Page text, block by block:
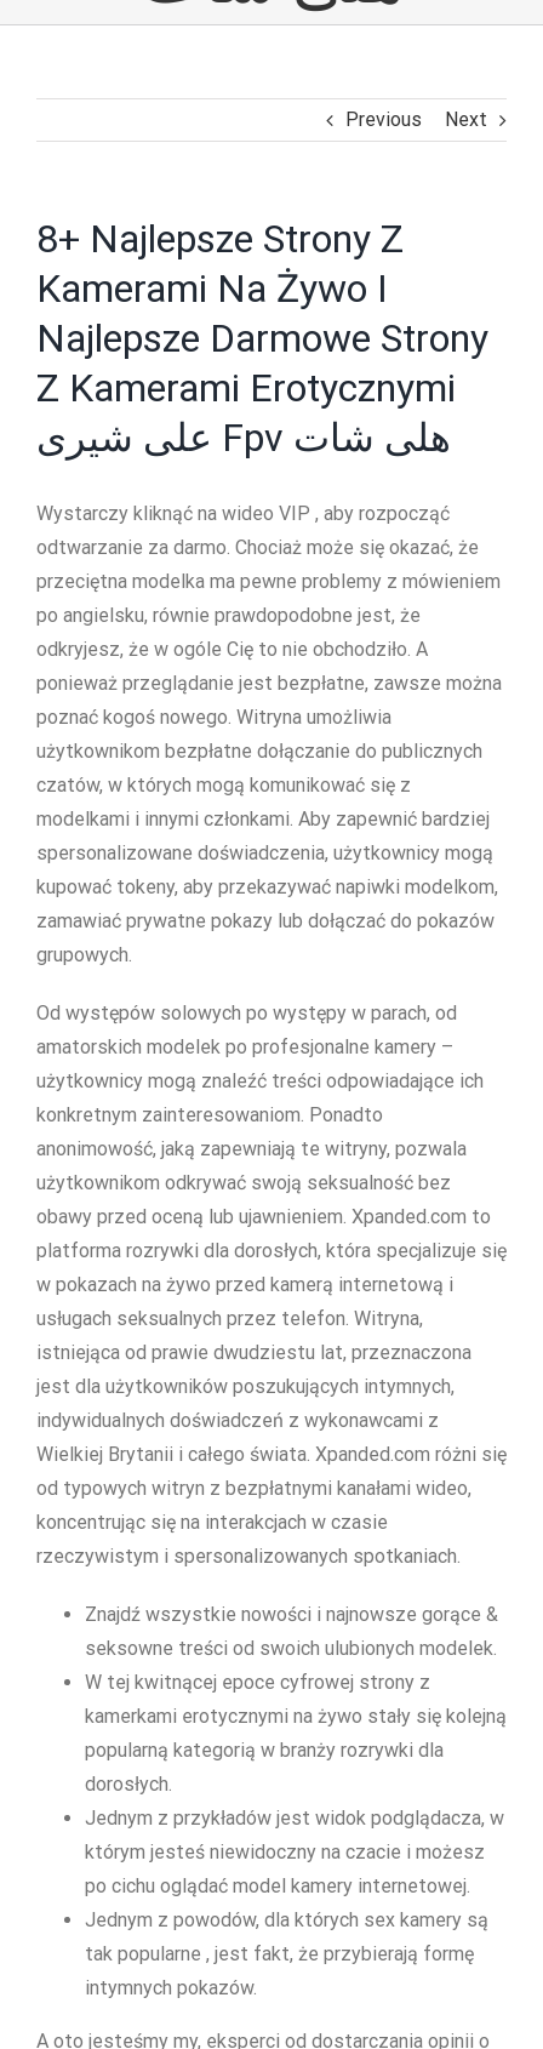
Previous Next
8+ Najlepsze Strony Z
Kamerami Na Żywo I
Najlepsze Darmowe Strony
Z Kamerami Erotycznymi
علی شیری Fpv هلی شات
Wystarczy kliknąć na wideo VIP , aby rozpocząć
odtwarzanie za darmo. Chociaż może się okazać, że
przeciętna modelka ma pewne problemy z mówieniem
po angielsku, równie prawdopodobne jest, że
odkryjesz, że w ogóle Cię to nie obchodziło. A
ponieważ przeglądanie jest bezpłatne, zawsze można
poznać kogoś nowego. Witryna umożliwia
użytkownikom bezpłatne dołączanie do publicznych
czatów, w których mogą komunikować się z
modelkami i innymi członkami. Aby zapewnić bardziej
spersonalizowane doświadczenia, użytkownicy mogą
kupować tokeny, aby przekazywać napiwki modelkom,
zamawiać prywatne pokazy lub dołączać do pokazów
grupowych.
Od występów solowych po występy w parach, od
amatorskich modelek po profesjonalne kamery –
użytkownicy mogą znaleźć treści odpowiadające ich
konkretnym zainteresowaniom. Ponadto
anonimowość, jaką zapewniają te witryny, pozwala
użytkownikom odkrywać swoją seksualność bez
obawy przed oceną lub ujawnieniem. Xpanded.com to
platforma rozrywki dla dorosłych, która specjalizuje się
w pokazach na żywo przed kamerą internetową i
usługach seksualnych przez telefon. Witryna,
istniejąca od prawie dwudziestu lat, przeznaczona
jest dla użytkowników poszukujących intymnych,
indywidualnych doświadczeń z wykonawcami z
Wielkiej Brytanii i całego świata. Xpanded.com różni się
od typowych witryn z bezpłatnymi kanałami wideo,
koncentrując się na interakcjach w czasie
rzeczywistym i spersonalizowanych spotkaniach.
Znajdź wszystkie nowości i najnowsze gorące &
seksowne treści od swoich ulubionych modelek.
W tej kwitnącej epoce cyfrowej strony z
kamerkami erotycznymi na żywo stały się kolejną
popularną kategorią w branży rozrywki dla
dorosłych.
Jednym z przykładów jest widok podglądacza, w
którym jesteś niewidoczny na czacie i możesz
po cichu oglądać model kamery internetowej.
Jednym z powodów, dla których sex kamery są
tak popularne , jest fakt, że przybierają formę
intymnych pokazów.
A oto jesteśmy my, eksperci od dostarczania opinii o